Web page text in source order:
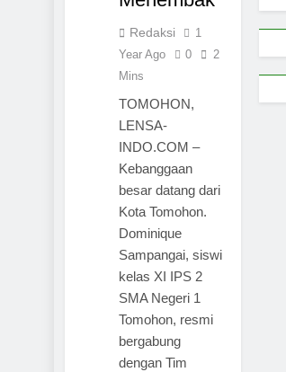
Redaksi
1
Year Ago
0
2
Mins
TOMOHON,
LENSA-
INDO.COM –
Kebanggaan
besar datang dari
Kota Tomohon.
Dominique
Sampangai, siswi
kelas XI IPS 2
SMA Negeri 1
Tomohon, resmi
bergabung
dengan Tim